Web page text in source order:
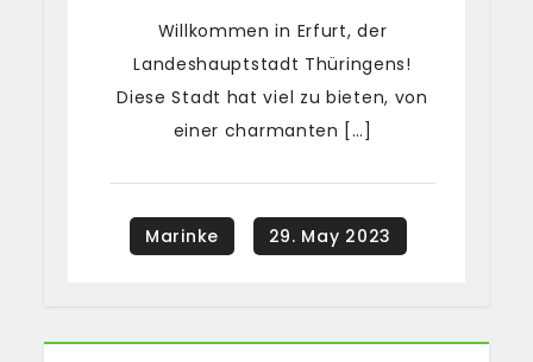
Willkommen in Erfurt, der
Landeshauptstadt Thüringens!
Diese Stadt hat viel zu bieten, von
einer charmanten […]